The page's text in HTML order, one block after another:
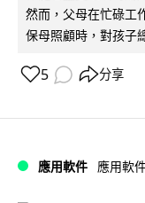
然而，父母在忙碌工
保母照顧時，對孩子
5 分享
應用軟件 應用軟